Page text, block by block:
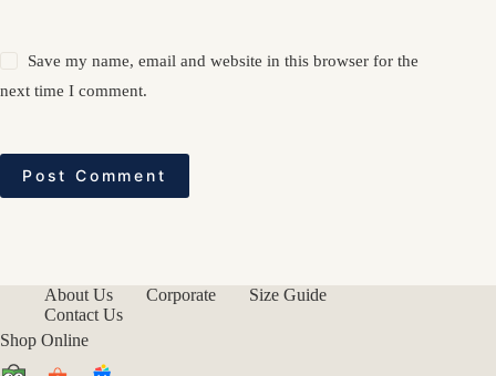
Save my name, email and website in this browser for the
next time I comment.
Post Comment
About Us Corporate
Size Guide
Contact Us
Shop Online